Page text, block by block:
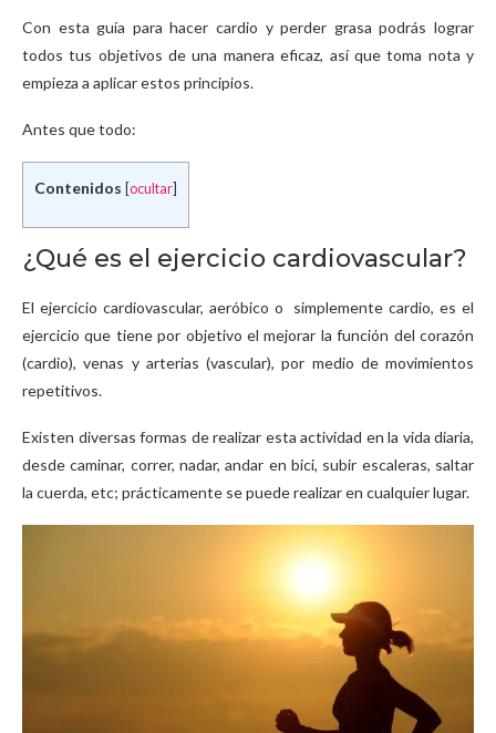
Con esta guía para hacer cardio y perder grasa podrás lograr
todos tus objetivos de una manera eficaz, así que toma nota y
empieza a aplicar estos principios.
Antes que todo:
Contenidos ocultar
¿Qué es el ejercicio cardiovascular?
El ejercicio cardiovascular, aeróbico o simplemente cardio, es el
ejercicio que tiene por objetivo el mejorar la función del corazón
(cardio), venas y arterias (vascular), por medio de movimientos
repetitivos.
Existen diversas formas de realizar esta actividad en la vida diaria,
desde caminar, correr, nadar, andar en bici, subir escaleras, saltar
la cuerda, etc; prácticamente se puede realizar en cualquier lugar.